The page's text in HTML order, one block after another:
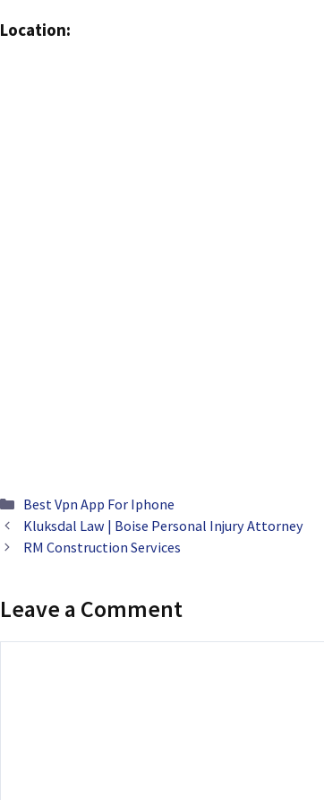
Location:
Categories
Best Vpn App For Iphone
Kluksdal Law | Boise Personal Injury Attorney
RM Construction Services
Leave a Comment